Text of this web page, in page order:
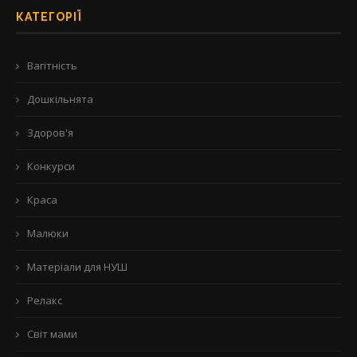
КАТЕГОРІЇ
Вагітність
Дошкільнята
Здоров'я
Конкурси
Краса
Малюки
Матеріали для НУШ
Релакс
Світ мами